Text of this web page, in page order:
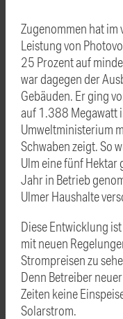
Zugenommen hat im
Leistung von
25 Prozent auf
war dagegen der
Gebäuden. Er ging
auf 1.388 Megawatt
Umweltministerium
Schwaben zeigt. So
Ulm eine fünf Hektar
Jahr in Betrieb
Ulmer Haushalte
Diese Entwicklung
mit neuen
Strompreisen zu
Denn Betreiber
Zeiten keine
Solarstrom.